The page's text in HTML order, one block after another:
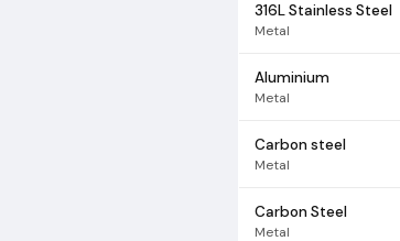
316L Stainless Steel
Metal
Aluminium
Metal
Carbon steel
Metal
Carbon Steel
Metal